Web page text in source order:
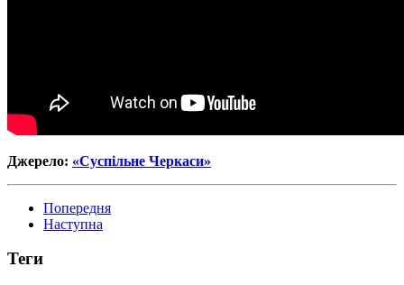
Джерело: «Суспільне Черкаси»
Попередня
Наступна
Теги